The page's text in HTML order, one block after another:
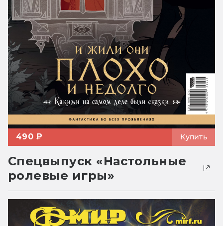
490 ₽ Купить
Спецвыпуск «Настольные
ролевые игры»